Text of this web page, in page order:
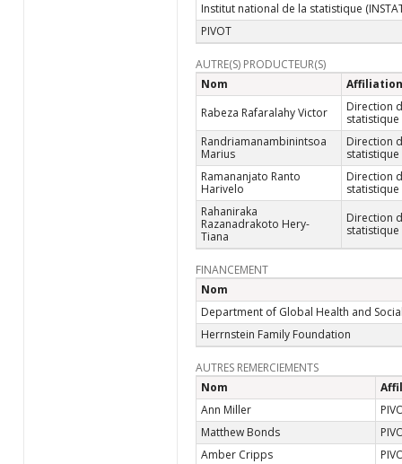
Institut national de la statistique
PIVOT
AUTRE(S) PRODUCTEUR(S)
Nom
Affiliation
Rabeza Rafaralahy Victor
Direction
statistique
Randriamanambinintsoa
Marius
Direction
statistique
Ramananjato Ranto
Harivelo
Direction
statistique
Rahaniraka
Razanadrakoto Hery-
Tiana
Direction
statistique
FINANCEMENT
Nom
Department of Global Health and
Herrnstein Family Foundation
AUTRES REMERCIEMENTS
Nom
Ann Miller
Matthew Bonds
Amber Cripps